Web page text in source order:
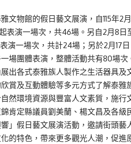
文物館的假日藝文展演，自115年2
表演一場次，共46場。另自2月8日
演一場次，共計24場；另於2月17
場團體表演，整體活動共有80場次
出各式泰雅族人製作之生活器具
賞及互動體驗等多元方式了解泰
然環境資源與豐富人文素質，施行
肯定縣議員劉美蘭、楊文昌及各
響」假日藝文展演活動，邀請街頭
的特色，帶來更多觀光人潮，促